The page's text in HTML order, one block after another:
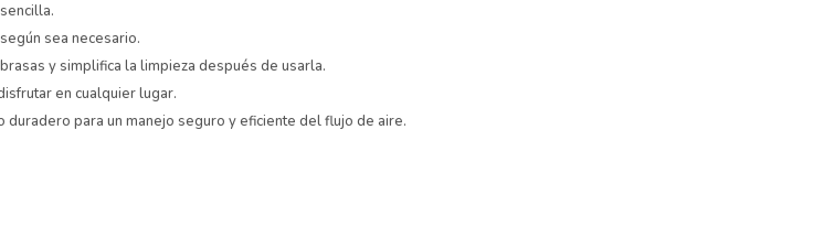
sea necesario.
y simplifica la limpieza después de usarla.
en cualquier lugar.
para un manejo seguro y eficiente del flujo de aire.